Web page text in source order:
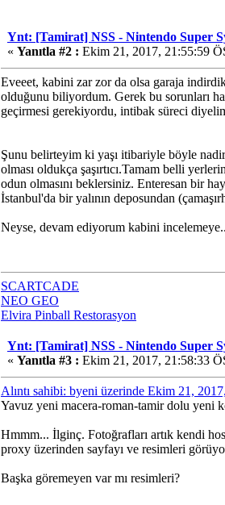
Ynt: [Tamirat] NSS - Nintendo Super
« Yanıtla #2 : Ekim 21, 2017, 21:55:59
Eveeet, kabini zar zor da olsa garaja
olduğunu biliyordum. Gerek bu sorunları
geçirmesi gerekiyordu, intibak süreci
Şunu belirteyim ki yaşı itibariyle böyle
olması oldukça şaşırtıcı.Tamam belli
odun olmasını beklersiniz. Enteresan bir
İstanbul'da bir yalının deposundan
Neyse, devam ediyorum kabini
SCARTCADE
NEO GEO
Elvira Pinball Restorasyon
Ynt: [Tamirat] NSS - Nintendo Super
« Yanıtla #3 : Ekim 21, 2017, 21:58:33
Alıntı sahibi: byeni üzerinde Ekim 21,
Yavuz yeni macera-roman-tamir dolu yeni
Hmmm... İlginç. Fotoğrafları artık kendi
proxy üzerinden sayfayı ve resimleri
Başka göremeyen var mı resimleri?